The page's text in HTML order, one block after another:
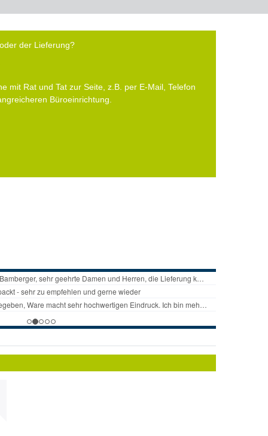
der Lieferung?
mit Rat und Tat zur Seite, z.B. per E-Mail, Telefon
Büroeinrichtung.